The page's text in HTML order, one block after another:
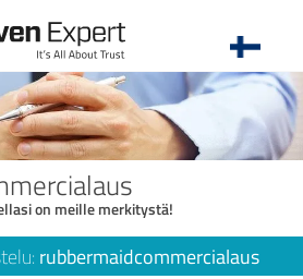
on meille merkitystä!
rubbermaidcommercialaus